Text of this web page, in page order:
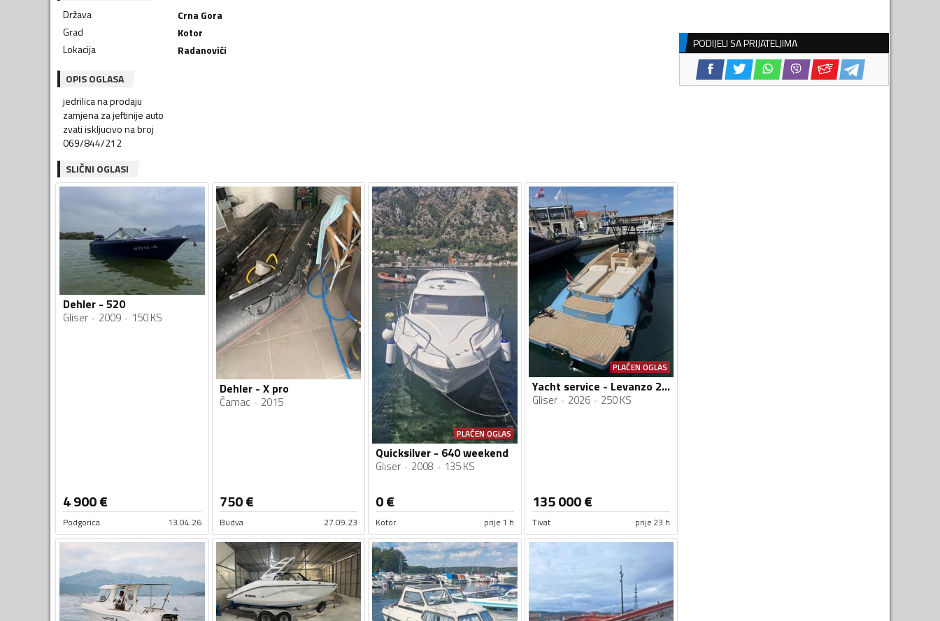
Država
Crna Gora
Grad
Kotor
Lokacija
Radanovići
OPIS OGLASA
jedrilica na prodaju
zamjena za jeftinije auto
zvati iskljucivo na broj
069/844/212
SLIČNI OGLASI
Dehler - 520
Gliser 2009 150 KS
4 900€
Podgorica 13.04.26
Dehler - X pro
Čamac 2015
750€
Budva 27.09.23
PLAĆEN OGLAS
Quicksilver - 640 weekend
Gliser 2008 135 KS
0€
Kotor prije 1 h
PLAĆEN OGLAS
Yacht service - Levanzo 28 inboard - Lilybaeum yacht
Gliser 2026 250 KS
135 000€
Tivat prije 23 h
PODIJELI SA PRIJATELJIMA